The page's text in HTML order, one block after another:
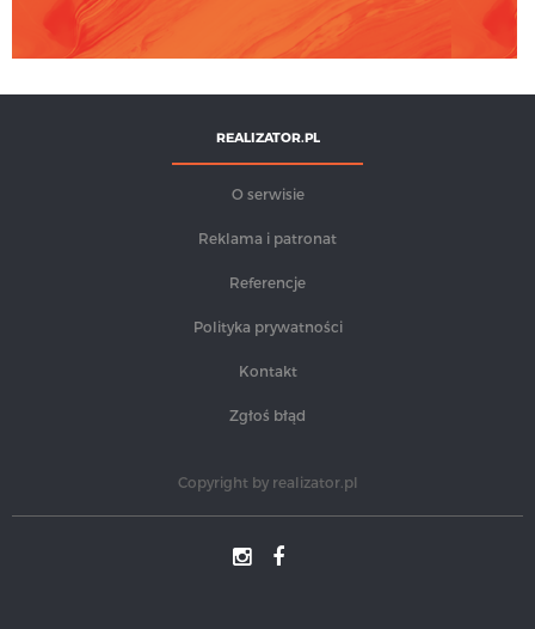
REALIZATOR.PL
O serwisie
Reklama i patronat
Referencje
Polityka prywatności
Kontakt
Zgłoś błąd
Copyright by realizator.pl